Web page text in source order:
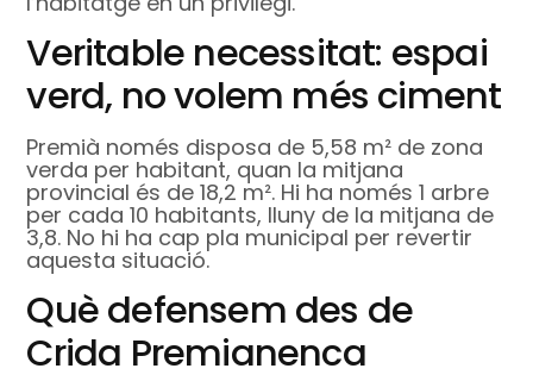
Veritable necessitat: espai
verd, no volem més ciment
Premià només disposa de 5,58 m² de zona
verda per habitant, quan la mitjana
provincial és de 18,2 m². Hi ha només 1 arbre
per cada 10 habitants, lluny de la mitjana de
3,8. No hi ha cap pla municipal per revertir
aquesta situació.
Què defensem des de
Crida Premianenca